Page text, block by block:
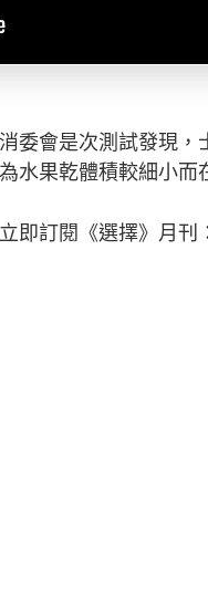
委會是次測試發現
水果乾體積較細小
即訂閱《選擇》月刊